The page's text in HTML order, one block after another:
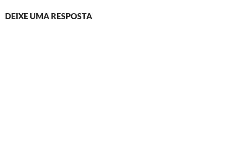
DEIXE UMA RESPOSTA